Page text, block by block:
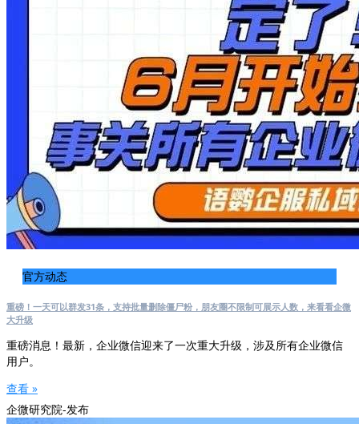
官方动态
重磅！一天可以群发31条，支持批量删除僵尸粉，朋友圈不限制可展示人数，来看看企微
大升级
重磅消息！最新，企业微信迎来了一次重大升级，涉及所有企业微信
用户。
查看 »
企微研究院-发布